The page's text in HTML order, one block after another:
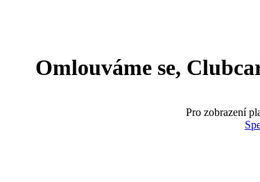
Omlouváme se,
Pro zobrazení